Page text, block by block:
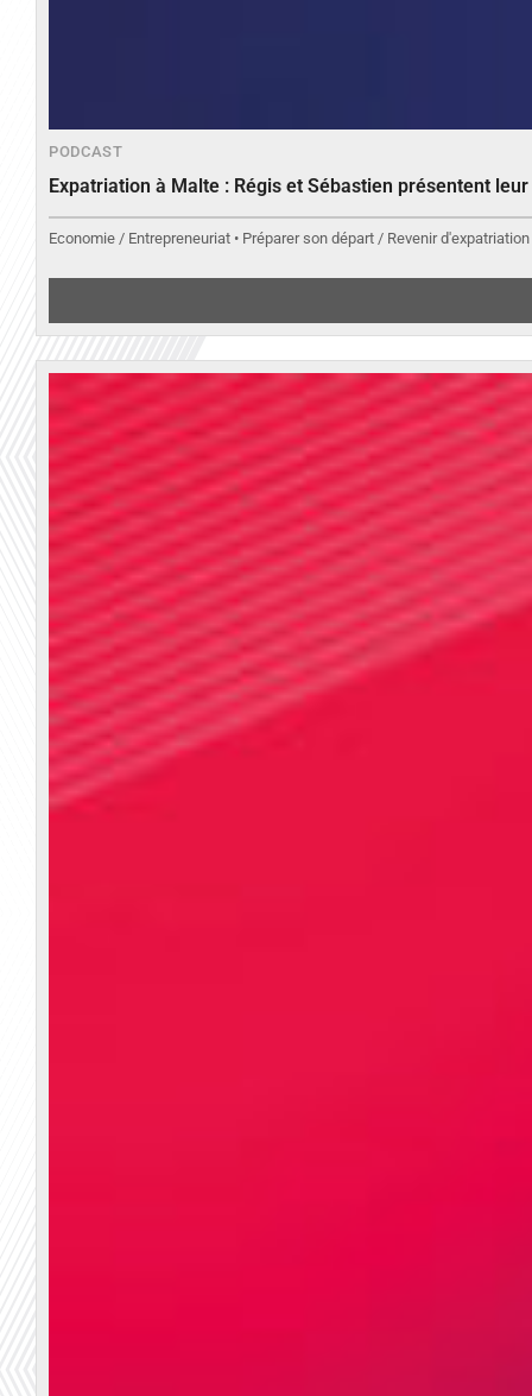
PODCAST
Expatriation à Malte : Régis et Sébastien présentent
Economie / Entrepreneuriat • Préparer son départ / Revenir d'expatriation